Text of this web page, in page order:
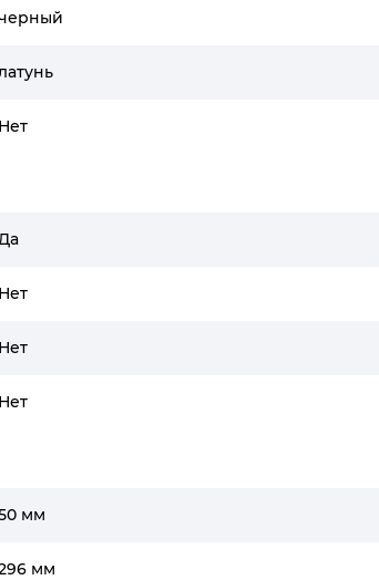
Нет
Нет
Нет
Нет
мм
мм